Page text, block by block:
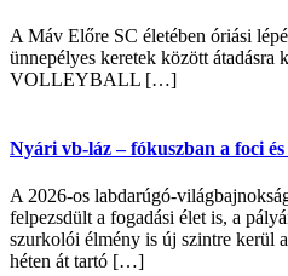
A Máv Előre SC életében óriási
ünnepélyes keretek között
VOLLEYBALL […]
Nyári vb-láz – fókuszban a foci
A 2026-os labdarúgó-
felpezsdült a fogadási élet is, a
szurkolói élmény is új szintre kerül
héten át tartó […]